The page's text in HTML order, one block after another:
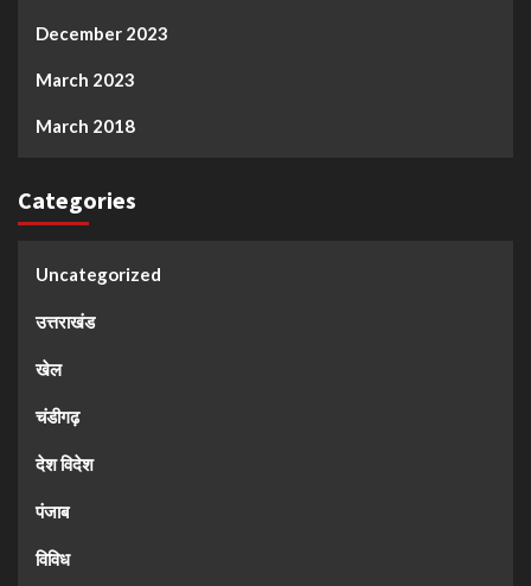
December 2023
March 2023
March 2018
Categories
Uncategorized
उत्तराखंड
खेल
चंडीगढ़
देश विदेश
पंजाब
विविध